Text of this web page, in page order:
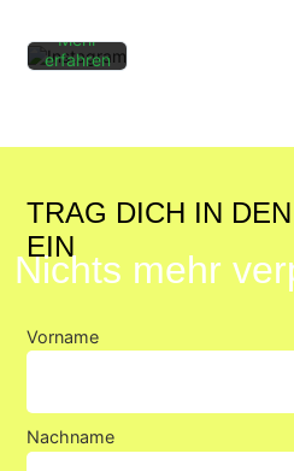
Mehr
erfahren
Beiträge
immer
entsperren
TRAG DICH IN
EIN
Nichts mehr
Vorname
Nachname